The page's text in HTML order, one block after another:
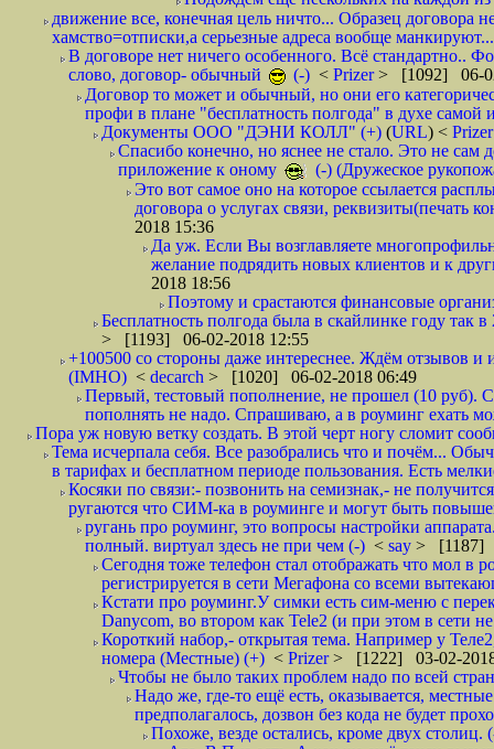
движение все, конечная цель ничто... Образец договора
хамство=отписки,а серьезные адреса вообще
В договоре нет ничего особенного. Всё стандартно..
слово, договор- обычный
(-) < Prizer> [1092] 06-
Договор то может и обычный, но они его
профи в плане "бесплатность полгода" в духе
Документы ООО "ДЭНИ КОЛЛ" (+) (URL) <
Спасибо конечно, но яснее не стало. Это не сам
приложение к оному
(-) (Дружеское
Это вот самое оно на которое ссылается
договора о услугах связи, реквизиты(печать
2018 15:36
Да уж. Если Вы возглавляете
желание подрядить новых клиентов и к
2018 18:56
Поэтому и срастаются финансовые
Бесплатность полгода была в скайлинке году
> [1193] 06-02-2018 12:55
+100500 со стороны даже интереснее. Ждём отзывов и
(IMHO) < decarch > [1020] 06-02-2018 06:49
Первый, тестовый пополнение, не прошел (10 руб).
пополнять не надо. Спрашиваю, а в роуминг ехать
Пора уж новую ветку создать. В этой черт ногу сломит
Тема исчерпала себя. Все разобрались что и почём...
в тарифах и бесплатном периоде пользования. Есть
Косяки по связи:- позвонить на семизнак,- не
ругаются что СИМ-ка в роуминге и могут быть
ругань про роуминг, это вопросы настройки
полный. виртуал здесь не при чем (-) < say > [1187]
Сегодня тоже телефон стал отображать что мол в
регистрируется в сети Мегафона со всеми
Кстати про роуминг.У симки есть сим-меню с
Danycom, во втором как Tele2 (и при этом в сети
Короткий набор,- открытая тема. Например у
номера (Местные) (+) < Prizer> [1222] 03-02-
Чтобы не было таких проблем надо по всей
Надо же, где-то ещё есть, оказывается,
предполагалось, дозвон без кода не будет
Похоже, везде остались, кроме двух